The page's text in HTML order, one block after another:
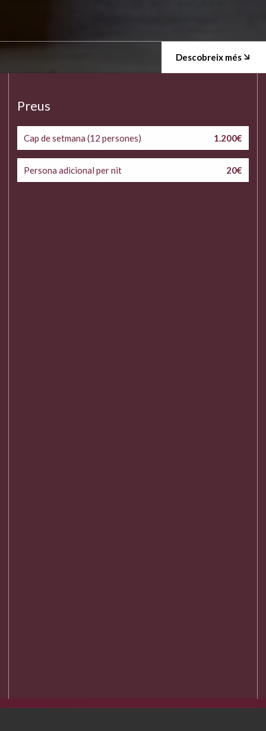
Descobreix més
Preus
Cap de setmana (12 persones) 1.200€
Persona adicional per nit 20€